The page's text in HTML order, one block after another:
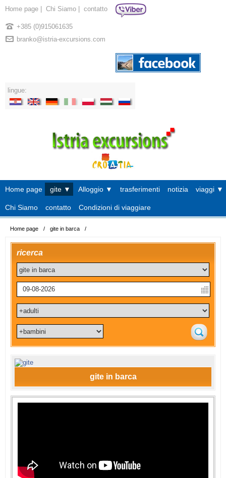
Home page Chi Siamo contatto
+385 (0)915061635
branko@istria-excursions.com
lingue:
Home page gite ▼ Alloggio ▼ trasferimenti notizia viaggi ▼
Chi Siamo contatto Condizioni di viaggiare
Home page / gite in barca /
ricerca
gite in barca